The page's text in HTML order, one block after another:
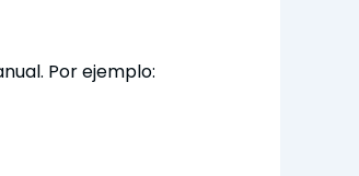
Por ejemplo: